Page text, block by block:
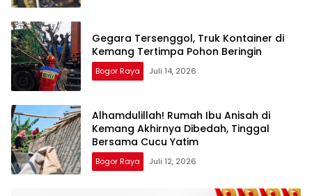
Gegara Tersenggol, Truk Kontainer di
Kemang Tertimpa Pohon Beringin
Bogor Raya Juli 14, 2026
Alhamdulillah! Rumah Ibu Anisah di
Kemang Akhirnya Dibedah, Tinggal
Bersama Cucu Yatim
Bogor Raya Juli 12, 2026